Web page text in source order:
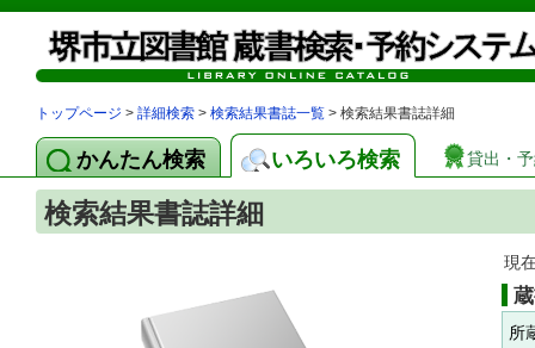
トップページ > 詳細検索 > 検索結果書誌一覧 > 検索結果書誌詳細
かんたん検索 いろいろ検索 貸出・
検索結果書誌詳細
現
所